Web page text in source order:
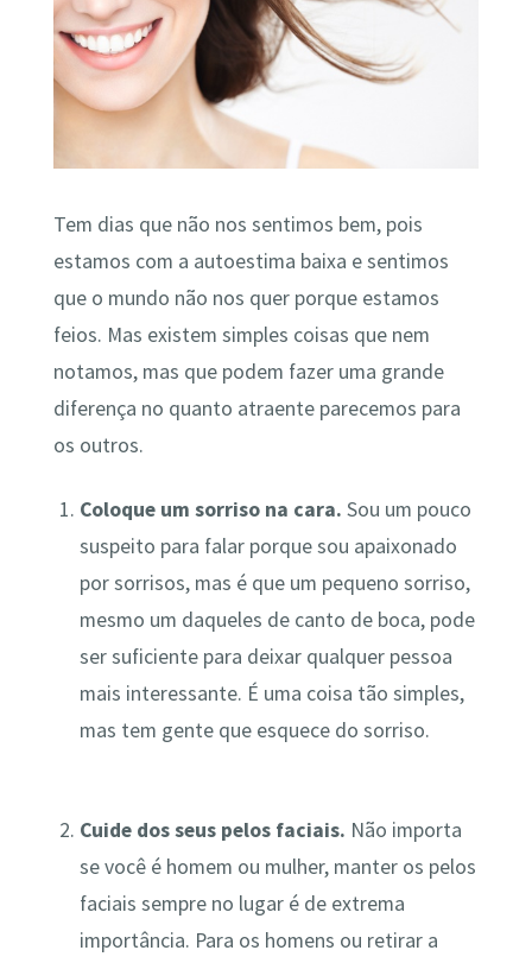
Tem dias que não nos sentimos bem, pois
estamos com a autoestima baixa e sentimos
que o mundo não nos quer porque estamos
feios. Mas existem simples coisas que nem
notamos, mas que podem fazer uma grande
diferença no quanto atraente parecemos para
os outros.
Coloque um sorriso na cara. Sou um pouco
suspeito para falar porque sou apaixonado
por sorrisos, mas é que um pequeno sorriso,
mesmo um daqueles de canto de boca, pode
ser suficiente para deixar qualquer pessoa
mais interessante. É uma coisa tão simples,
mas tem gente que esquece do sorriso.
Cuide dos seus pelos faciais. Não importa
se você é homem ou mulher, manter os pelos
faciais sempre no lugar é de extrema
importância. Para os homens ou retirar a